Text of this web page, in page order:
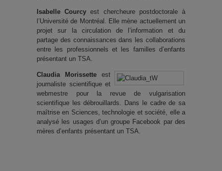
Isabelle Courcy est chercheure postdoctorale à
l’Université de Montréal. Elle mène actuellement un
projet sur la circulation de l’information et du
partage des connaissances dans les collaborations
entre les professionnels et les familles d’enfants
présentant un TSA.
Claudia Morissette est
journaliste scientifique et
webmestre pour la revue de vulgarisation
scientifique les débrouillards. Dans le cadre de sa
maîtrise en Sciences, technologie et société, elle a
analysé les usages d’un groupe Facebook par des
mères d’enfants présentant un TSA.